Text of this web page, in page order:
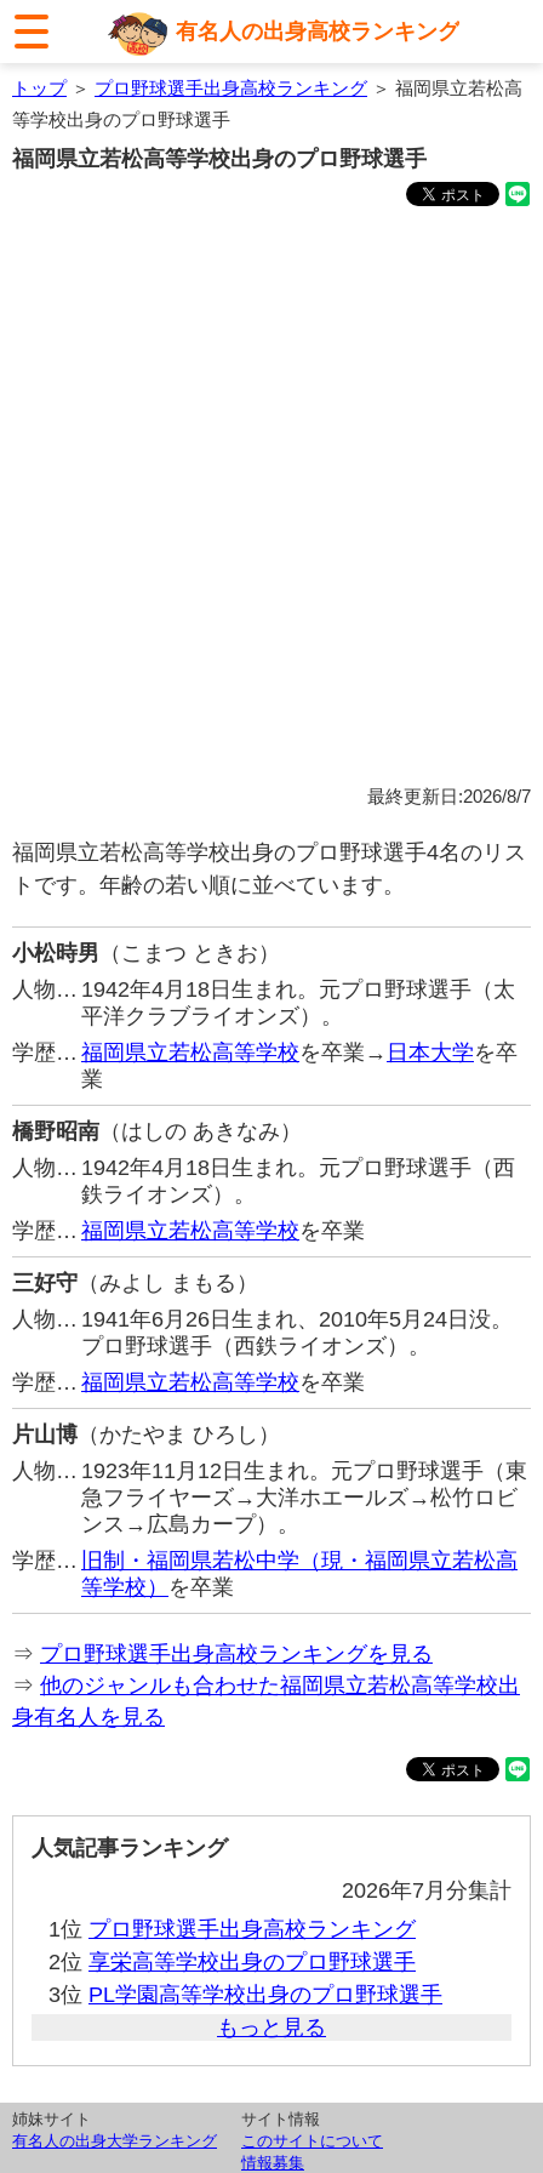
有名人の出身高校ランキング
トップ＞ プロ野球選手出身高校ランキング ＞ 福岡県立若松高
等学校出身のプロ野球選手
福岡県立若松高等学校出身のプロ野球選手
最終更新日:2026/8/7
福岡県立若松高等学校出身のプロ野球選手4名のリス
トです。年齢の若い順に並べています。
小松時男 （こまつ ときお）
人物… 1942年4月18日生まれ。元プロ野球選手（太
平洋クラブライオンズ）。
学歴… 福岡県立若松高等学校を卒業→ 日本大学を卒
業
橋野昭南 （はしの あきなみ）
人物… 1942年4月18日生まれ。元プロ野球選手（西
鉄ライオンズ）。
学歴… 福岡県立若松高等学校を卒業
三好守 （みよし まもる）
人物… 1941年6月26日生まれ、2010年5月24日没。
プロ野球選手（西鉄ライオンズ）。
学歴… 福岡県立若松高等学校を卒業
片山博 （かたやま ひろし）
人物… 1923年11月12日生まれ。元プロ野球選手（東
急フライヤーズ→大洋ホエールズ→松竹ロビ
ンス→広島カープ）。
学歴…
旧制・福岡県若松中学（現・福岡県立若松高
等学校） を卒業
⇒ プロ野球選手出身高校ランキングを見る
⇒ 他のジャンルも合わせた福岡県立若松高等学校出
身有名人を見る
人気記事ランキング
2026年7月分集計
1位 プロ野球選手出身高校ランキング
2位 享栄高等学校出身のプロ野球選手
3位 PL学園高等学校出身のプロ野球選手
もっと見る
姉妹サイト
有名人の出身大学ランキング
サイト情報
このサイトについて
情報募集